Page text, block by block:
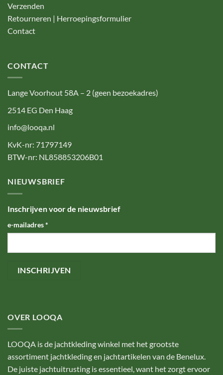
Verzenden
Retourneren | Herroepingsformulier
Contact
CONTACT
Lange Voorhout 58A – 2 (geen bezoekadres)
2514 EG Den Haag
info@looqa.nl
KvK-nr: 71797149
BTW-nr: NL858853206B01
NIEUWSBRIEF
Inschrijven voor de nieuwsbrief
e-mailadres*
OVER LOOQA
LOOQA is de jachtkleding winkel met het grootste
assortiment jachtkleding en jachtartikelen van de Benelux.
De juiste jachtuitrusting is essentieel, want het zorgt ervoor